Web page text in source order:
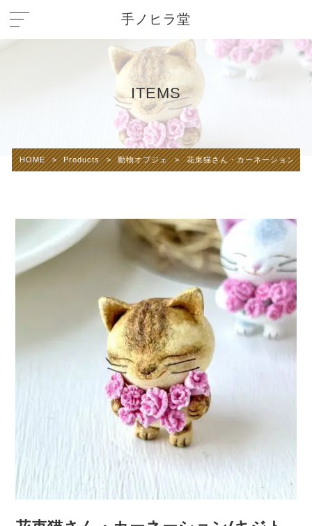
手ノヒラ堂
ITEMS
HOME > Products > 動物オブジェ > 花束猫さん・カーネーション(キ